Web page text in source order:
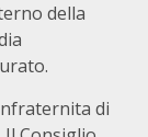
della
di